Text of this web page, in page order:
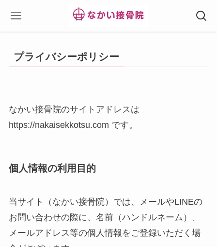
プライバシーポリシー
なかい接骨院のサイトアドレスは
https://nakaisekkotsu.com です。
個人情報の利用目的
当サイト（なかい接骨院）では、メールやLINEの
お問い合わせの際に、名前（ハンドルネーム）、
メールアドレス等の個人情報をご登録いただく場